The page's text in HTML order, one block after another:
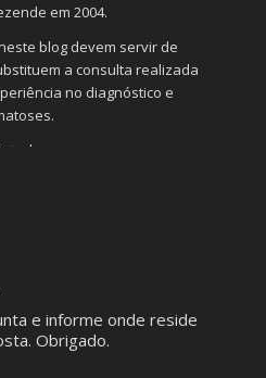
em 2004.
blog devem servir de
a consulta realizada
no diagnóstico e
todas as pessoas que
e informe onde reside
Obrigado.